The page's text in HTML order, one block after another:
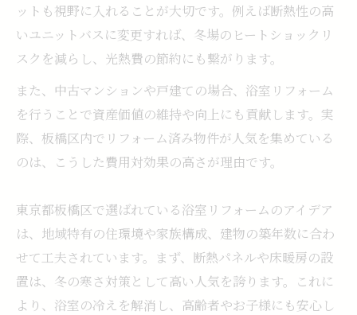
ットも視野に入れることが大切です。例えば断熱性の高
いユニットバスに変更すれば、冬場のヒートショックリ
スクを減らし、光熱費の節約にも繋がります。
また、中古マンションや戸建ての場合、浴室リフォーム
を行うことで資産価値の維持や向上にも貢献します。実
際、板橋区内でリフォーム済み物件が人気を集めている
のは、こうした費用対効果の高さが理由です。
東京都板橋区で選ばれている浴室リフォームのアイデア
は、地域特有の住環境や家族構成、建物の築年数に合わ
せて工夫されています。まず、断熱パネルや床暖房の設
置は、冬の寒さ対策として高い人気を誇ります。これに
より、浴室の冷えを解消し、高齢者やお子様にも安心し